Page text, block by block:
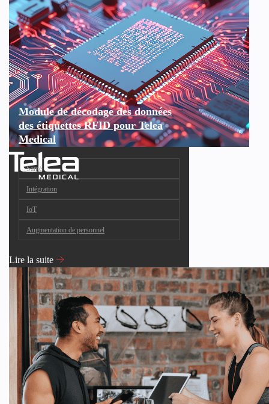
Module de décodage des données
des étiquettes RFID pour Telea
Medical
Santé
Intégration
IoT
Augmentation de personnel
Lire la suite